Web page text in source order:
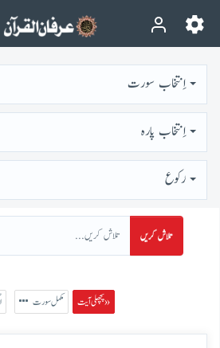
اِنتخاب سورت
اِنتخاب پارہ
رُكوع
تلاش کریں
پچھلی آیت » مکمل سورت